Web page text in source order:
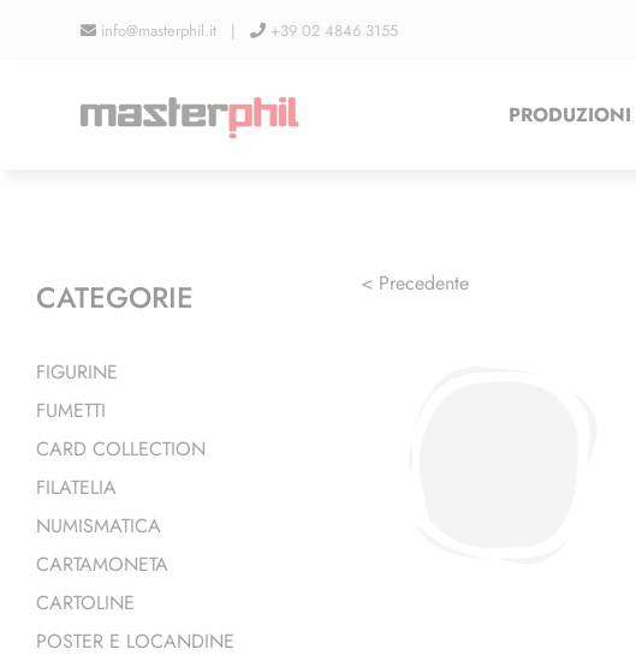
info@masterphil.it | +39 02 4846 3155
PRODUZIONI
< Precedente
CATEGORIE
FIGURINE
FUMETTI
CARD COLLECTION
FILATELIA
NUMISMATICA
CARTAMONETA
CARTOLINE
POSTER E LOCANDINE